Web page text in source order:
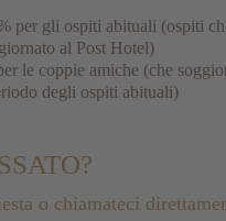
per gli ospiti abituali (ospiti
al Post Hotel)
le coppie amiche (che
degli ospiti abituali)
o chiamateci